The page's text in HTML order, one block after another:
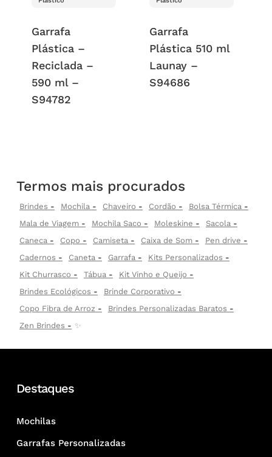
Garrafa
Plástica –
Reciclada –
590 ml –
S94782
Garrafa
Plástica 510 ml
Launay –
S94686
Termos mais procurados
Brindes Mochila Chaveiro Cordão
Bolsa Térmica
Mala de Viagem
Mochila Saco Moleskine
Sacola
Caneca
Copo Camiseta Caixa de Som
Pen drive
Cadernos
Caneta Garrafa
Kits Personalizados
Kit Churrasco
Tábua
Kit Vinho e Queijo
Brindes Ecológicos
Brinde Corporativo
Copo Fibra de Arroz
Brindes Personalizadas Baratos
Zen Brindes
✨
Destaques
Mochilas
Garrafas Personalizadas